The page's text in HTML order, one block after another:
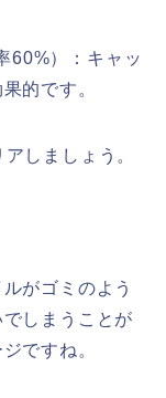
60%）：キャッ
的です。
しましょう。
がゴミのよう
しまうことが
ですね。